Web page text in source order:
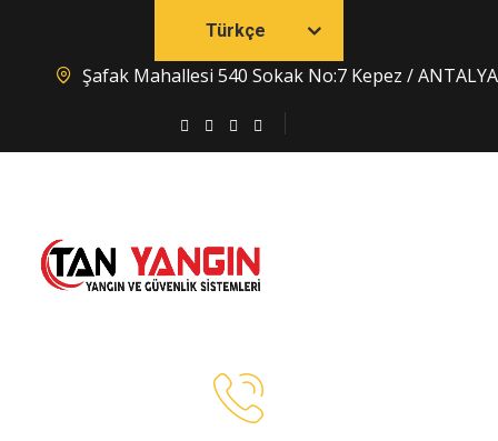
Türkçe
Şafak Mahallesi 540 Sokak No:7 Kepez / ANTALYA